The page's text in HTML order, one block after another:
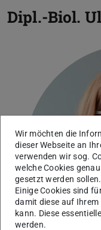
Dipl.-Biol.
Wir möchten die
dieser Webseite an
verwenden wir sog.
welche Cookies
gesetzt werden sollen.
Einige Cookies sind
damit diese auf
kann. Diese
werden.